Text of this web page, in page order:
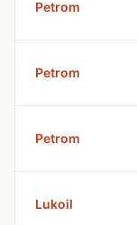
Petrom
Petrom
Petrom
Lukoil